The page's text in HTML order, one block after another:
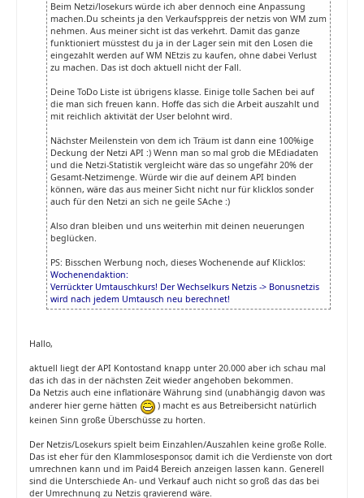
Beim Netzi/losekurs würde ich aber dennoch eine Anpassung
machen.Du scheints ja den Verkaufsppreis der netzis von WM zum
nehmen. Aus meiner sicht ist das verkehrt. Damit das ganze
funktioniert müsstest du ja in der Lager sein mit den Losen die
eingezahlt werden auf WM NEtzis zu kaufen, ohne dabei Verlust
zu machen. Das ist doch aktuell nicht der Fall.
Deine ToDo Liste ist übrigens klasse. Einige tolle Sachen bei auf
die man sich freuen kann. Hoffe das sich die Arbeit auszahlt und
mit reichlich aktivität der User belohnt wird.
Nächster Meilenstein von dem ich Träum ist dann eine 100%ige
Deckung der Netzi API :) Wenn man so mal grob die MEdiadaten
und die Netzi-Statistik vergleicht wäre das so ungefähr 20% der
Gesamt-Netzimenge. Würde wir die auf deinem API binden
können, wäre das aus meiner Sicht nicht nur für klicklos sonder
auch für den Netzi an sich ne geile SAche :)
Also dran bleiben und uns weiterhin mit deinen neuerungen
beglücken.
PS: Bisschen Werbung noch, dieses Wochenende auf Klicklos:
Wochenendaktion:
Verrückter Umtauschkurs! Der Wechselkurs Netzis -> Bonusnetzis
wird nach jedem Umtausch neu berechnet!
Hallo,
aktuell liegt der API Kontostand knapp unter 20.000 aber ich schau mal
das ich das in der nächsten Zeit wieder angehoben bekommen.
Da Netzis auch eine inflationäre Währung sind (unabhängig davon was
anderer hier gerne hätten
) macht es aus Betreibersicht natürlich
keinen Sinn große Überschüsse zu horten.
Der Netzis/Losekurs spielt beim Einzahlen/Auszahlen keine große Rolle.
Das ist eher für den Klammlosesponsor, damit ich die Verdienste von dort
umrechnen kann und im Paid4 Bereich anzeigen lassen kann. Generell
sind die Unterschiede An- und Verkauf auch nicht so groß das das bei
der Umrechnung zu Netzis gravierend wäre.